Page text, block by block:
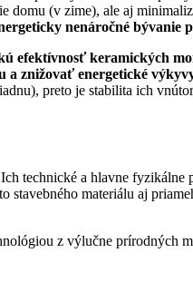
(v zime), ale aj
nenáročné bývanie
efektívnosť keramických
znižovať energetické
preto je stabilita ich
technické a hlavne fyzikálne
stavebného materiálu aj
z výlučne prírodných